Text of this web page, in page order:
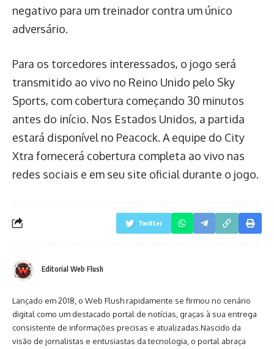
negativo para um treinador contra um único
adversário.
Para os torcedores interessados, o jogo será
transmitido ao vivo no Reino Unido pelo Sky
Sports, com cobertura começando 30 minutos
antes do início. Nos Estados Unidos, a partida
estará disponível no Peacock. A equipe do City
Xtra fornecerá cobertura completa ao vivo nas
redes sociais e em seu site oficial durante o jogo.
Twitter
Editorial Web Flush
Lançado em 2018, o Web Flush rapidamente se firmou no cenário
digital como um destacado portal de notícias, graças à sua entrega
consistente de informações precisas e atualizadas.Nascido da
visão de jornalistas e entusiastas da tecnologia, o portal abraça